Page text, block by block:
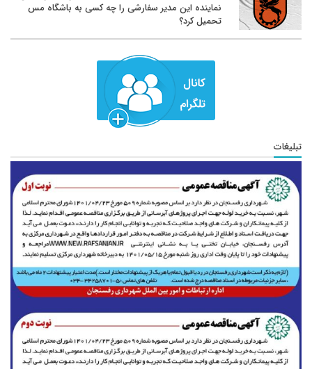
نماینده این مدیر سفارشی را چه کسی به باشگاه مس
تحمیل کرد؟
تبلیغات